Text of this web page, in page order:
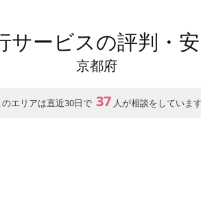
サービスの評判・
京都府
のエリアは直近30日で 37 人が相談をしています